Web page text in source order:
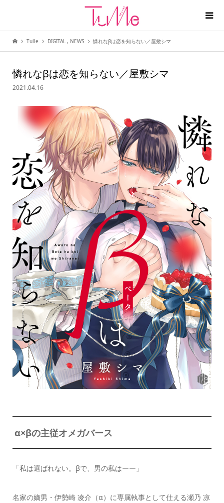
Tulle DIGITAL , NEWS 憐れなβは恋を知らない／屋敷シマ
憐れなβは恋を知らない／屋敷シマ
2021.04.16
α×βの主従オメガバース
「私は選ばれない。βで、男の私はーー」
名家の嫡男・伊勢崎 凌介（α）に専属執事として仕える瀬乃 凉